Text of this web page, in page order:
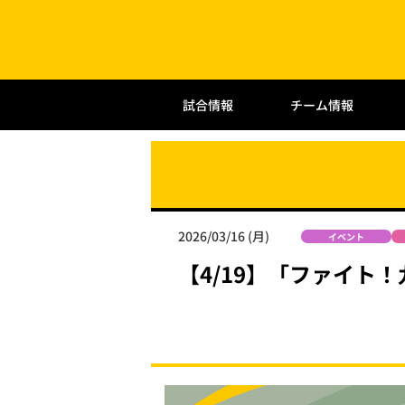
試合情報 チーム情報
2026/03/16 (月) イベント
【4/19】「ファイト